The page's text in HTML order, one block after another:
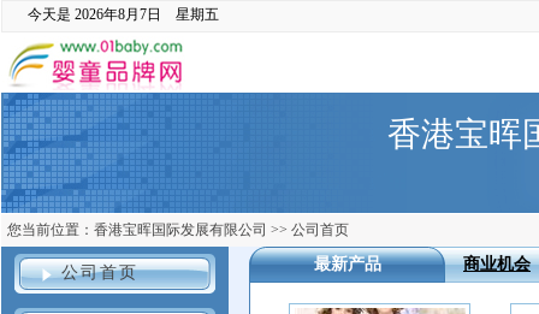
今天是 2026年8月7日 星期五
香港宝晖
您当前位置： 香港宝晖国际发展有限公司 >> 公司首页
公司首页 商业机会
最新产品